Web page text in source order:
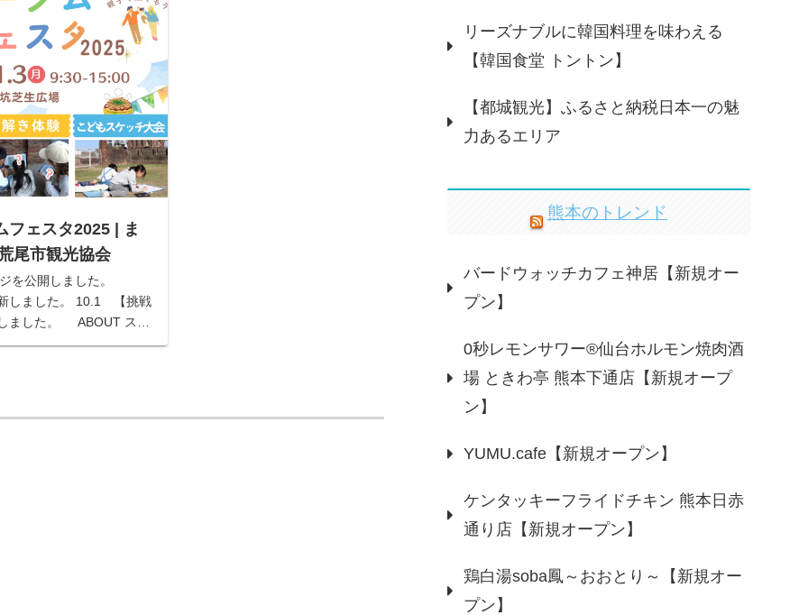
フェスタ2025 | ま
尾市観光協会
公開しました。
しました。 10.1 【挑戦
ました。 ABOUT スケ
作業車 美味しい
リーズナブルに韓国料理を味わえる
【韓国食堂 トントン】
【都城観光】ふるさと納税日本一の魅
力あるエリア
熊本のトレンド
バードウォッチカフェ神居【新規オー
プン】
0秒レモンサワー®仙台ホルモン焼肉酒
場 ときわ亭 熊本下通店【新規オープ
ン】
YUMU.cafe【新規オープン】
ケンタッキーフライドチキン 熊本日赤
通り店【新規オープン】
鶏白湯soba鳳～おおとり～【新規オー
プン】